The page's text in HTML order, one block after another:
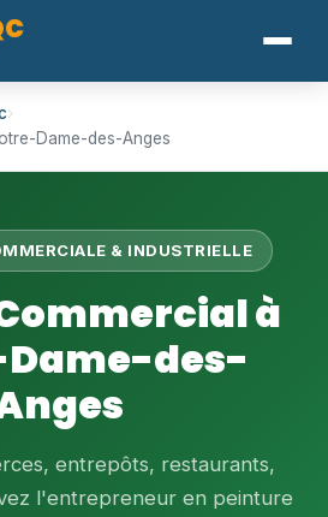
›
Dame-des-Anges
& INDUSTRIELLE
à
des-
entrepôts, restaurants,
l'entrepreneur en peinture